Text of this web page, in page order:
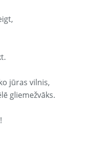
jūras vilnis,
gliemežvāks.